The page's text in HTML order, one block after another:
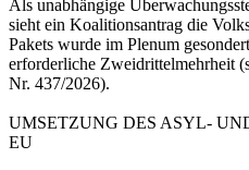
Als unabhängige
sieht ein Koalitionsantrag die
Pakets wurde im Plenum
erforderliche Zweidrittelmehrheit
Nr. 437/2026).
UMSETZUNG DES ASYL-
EU